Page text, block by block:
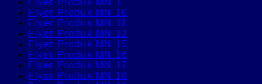
Flyer Produk MN 10
Flyer Produk MN 11
Flyer Produk MN 12
Flyer Produk MN 15
Flyer Produk MN 16
Flyer Produk MN 17
Flyer Produk MN 18